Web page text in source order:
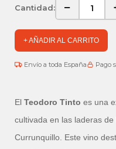
Cantidad: −
+ AÑADIR AL CARRITO
Envío a toda España Pago
El Teodoro Tinto es una
cultivada en las laderas
Currunquillo. Este vino